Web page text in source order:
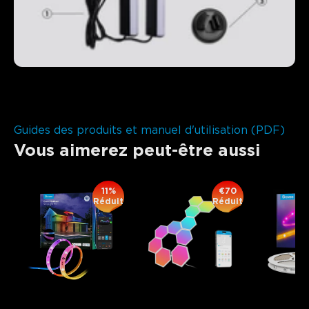
Guides des produits et manuel d'utilisation (PDF)
Vous aimerez peut-être aussi
11%
Réduit
€70
Réduit